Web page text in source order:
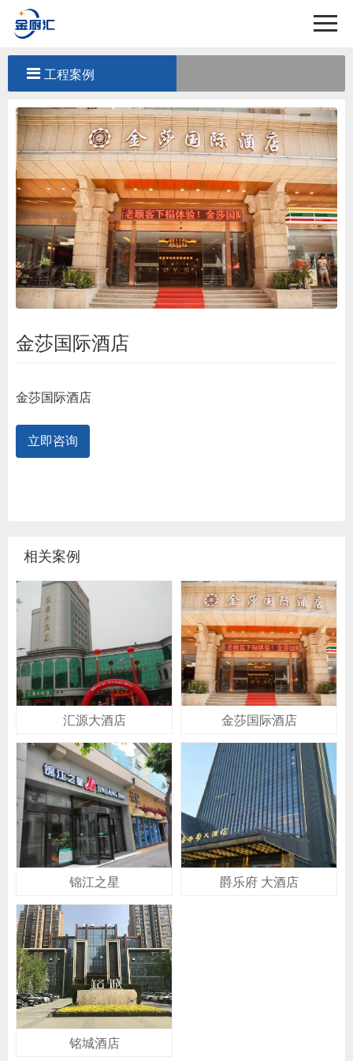
关于我们
产品中心
工程案例
新闻中心
联系我们
工程案例
金莎国际酒店
金莎国际酒店
立即咨询
相关案例
汇源大酒店 金莎国际酒店
锦江之星 爵乐府 大酒店
铭城酒店